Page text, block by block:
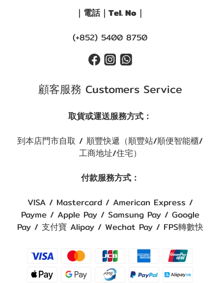
｜電話｜Tel. No｜
(+852) 5400 8750
顧客服務 Customers Service
取貨或運送服務方式：
到本店門市自取 / 順豐快遞（順豐站/順便智能櫃/
工商地址/住宅）
付款服務方式：
VISA / Mastercard / American Express /
Payme / Apple Pay / Samsung Pay / Google
Pay / 支付寶 Alipay / Wechat Pay / FPS轉數快